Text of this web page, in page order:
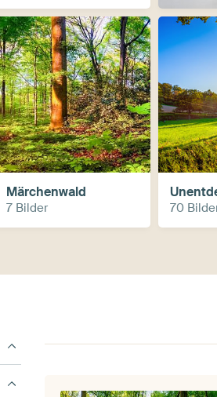
Märchenwald
7 Bilder 70